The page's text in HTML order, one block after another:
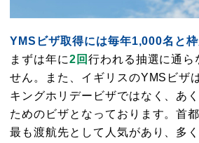
YMSビザ取得には毎年1,000名と
まずは年に2回 行われる抽選に通ら
せん。また、イギリスのYMSビザ
キングホリデービザではなく、あ
ためのビザとなっております。首
最も渡航先として人気があり、多